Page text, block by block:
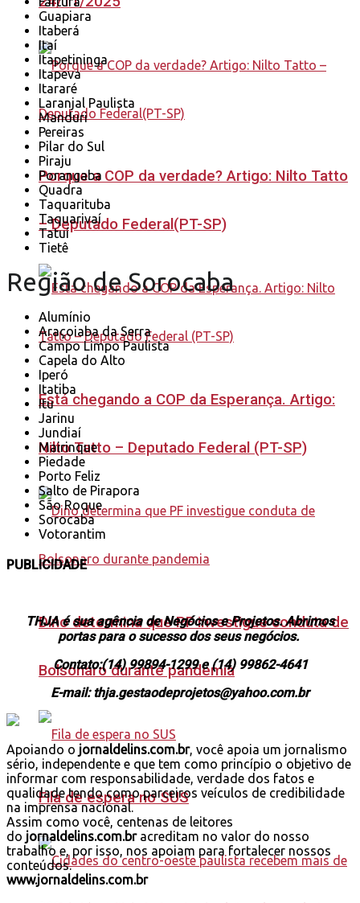
Porque a COP da verdade? Artigo: Nilto Tatto
– Deputado Federal(PT-SP)
Está chegando a COP da Esperança. Artigo:
Nilto Tatto – Deputado Federal (PT-SP)
Dino determina que PF investigue conduta de
Bolsonaro durante pandemia
Fila de espera no SUS
Guapiara
Itaberá
Itaí
Itapetininga
Itapeva
Itararé
Laranjal Paulista
Manduri
Pereiras
Pilar do Sul
Piraju
Porangaba
Quadra
Taquarituba
Taquarivaí
Tatuí
Tietê
Região de Sorocaba
Alumínio
Araçoiaba da Serra
Campo Limpo Paulista
Capela do Alto
Iperó
Itatiba
Itu
Jarinu
Jundiaí
Mairinque
Piedade
Porto Feliz
Salto de Pirapora
São Roque
Sorocaba
Votorantim
PUBLICIDADE
THJA é sua agência de Negócios e Projetos. Abrimos
portas para o sucesso dos seus negócios.
Contato:(14) 99894-1299 e (14) 99862-4641
E-mail: thja.gestaodeprojetos@yahoo.com.br
Apoiando o jornaldelins.com.br, você apoia um jornalismo
sério, independente e que tem como princípio o objetivo de
informar com responsabilidade, verdade dos fatos e
qualidade tendo como parceiros veículos de credibilidade
na imprensa nacional.
Assim como você, centenas de leitores
do jornaldelins.com.bracreditam no valor do nosso
trabalho e, por isso, nos apoiam para fortalecer nossos
conteúdos.
www.jornaldelins.com.br